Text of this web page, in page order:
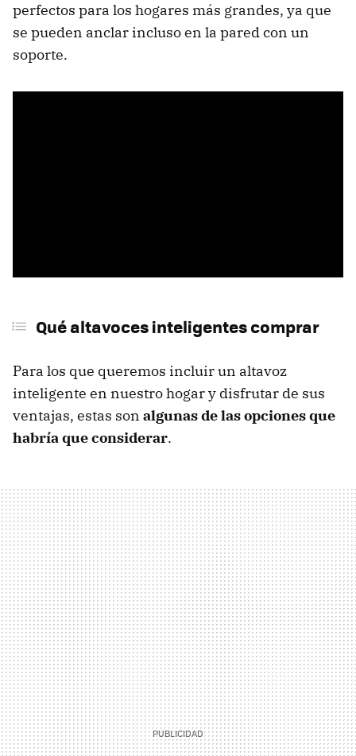
perfectos para los hogares más grandes, ya que
se pueden anclar incluso en la pared con un
soporte.
Qué altavoces inteligentes comprar
Para los que queremos incluir un altavoz
inteligente en nuestro hogar y disfrutar de sus
ventajas, estas son algunas de las opciones que
habría que considerar.